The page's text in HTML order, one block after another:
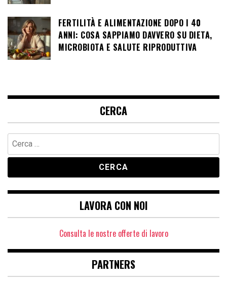
FERTILITÀ E ALIMENTAZIONE DOPO I 40
ANNI: COSA SAPPIAMO DAVVERO SU DIETA,
MICROBIOTA E SALUTE RIPRODUTTIVA
CERCA
Ricerca
per:
LAVORA CON NOI
Consulta le nostre offerte di lavoro
PARTNERS